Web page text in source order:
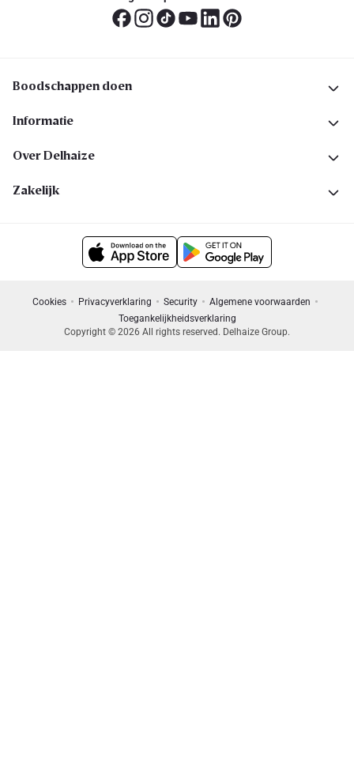
Boodschappen doen
Informatie
Over Delhaize
Zakelijk
Cookies Privacyverklaring Security
Algemene voorwaarden
Toegankelijkheidsverklaring
Copyright © 2026 All rights reserved. Delhaize Group.